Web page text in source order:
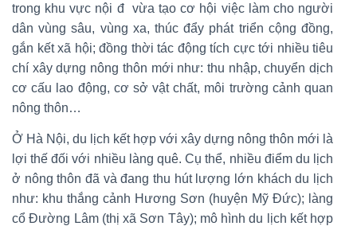
trong khu vực nội đ vừa tạo cơ hội việc làm cho người
dân vùng sâu, vùng xa, thúc đẩy phát triển cộng đồng,
gắn kết xã hội; đồng thời tác động tích cực tới nhiều tiêu
chí xây dựng nông thôn mới như: thu nhập, chuyển dịch
cơ cấu lao động, cơ sở vật chất, môi trường cảnh quan
nông thôn…
Ở Hà Nội, du lịch kết hợp với xây dựng nông thôn mới là
lợi thế đối với nhiều làng quê. Cụ thể, nhiều điểm du lịch
ở nông thôn đã và đang thu hút lượng lớn khách du lịch
như: khu thắng cảnh Hương Sơn (huyện Mỹ Đức); làng
cổ Đường Lâm (thị xã Sơn Tây); mô hình du lịch kết hợp